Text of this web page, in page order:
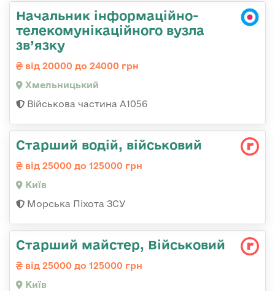
Начальник інформаційно-
телекомунікаційного вузла
зв’язку
від 20000 до 24000 грн
Хмельницький
Військова частина А1056
Стаpший водій, військовий
від 25000 до 125000 грн
Київ
Морська Піхота ЗСУ
Старший майстер, Військовий
від 25000 до 125000 грн
Київ